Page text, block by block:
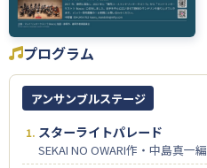
プログラム
アンサンブルステージ
スターライトパレード
SEKAI NO OWARI作・中島真一編